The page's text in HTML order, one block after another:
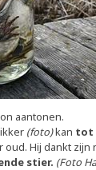
aantonen.
(foto)kan tot
Hij dankt
stier. (Foto